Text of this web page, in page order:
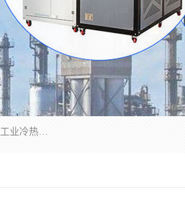
南京康嘉温控设备有限公司是一家工业冷水机厂家，主营产品：低温冷水机、防爆冷水机、工业冷热一体机、工业冷水机等冷水机，公司依托南京工业大学的技术，汇集众多业内技术，不断管理模式，使得我们的产品始终处于国内成员之一水平，在业界享有很高赞誉，是欧洲、北美、中东、东南亚等多个国家和地区。